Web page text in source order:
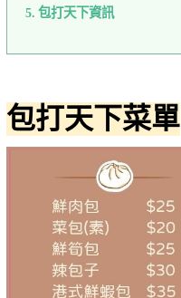
包打天下資訊
包打天下菜單